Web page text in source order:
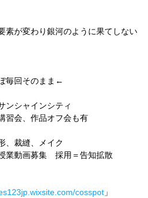
素が変わり銀河のように果てしない
毎回そのまま←
ンシャインシティ
習会、作品オフ会も有
、裁縫、メイク
業動画募集 採用＝告知拡散
cosspot 」